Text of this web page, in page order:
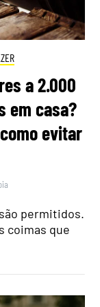
a 2.000
em casa?
evitar
permitidos.
coimas que